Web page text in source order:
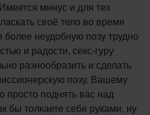
минус и для тех
своё тело во время
более неудобную позу трудно
и радости, секс-гуру
разнообразить и сделать
позу. Вашему
просто поднять вас над
бы толкаете себя руками, ну